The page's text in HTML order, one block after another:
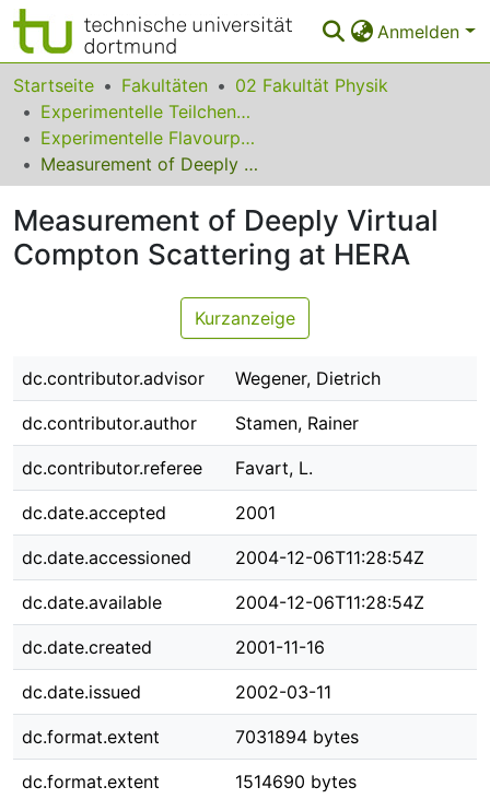
Anmelden
Bereiche & Sammlungen
Das gesamte Repositorium
Statistiken
FAQ
Leitlinien
Zurück zur Startseite
Startseite Fakultäten
02 Fakultät Physik
Experimentelle Teilchenphysik
Experimentelle Flavourphysik
Measurement of Deeply Virtual Compton Scattering at HERA
Measurement of Deeply Virtual
Compton Scattering at HERA
Kurzanzeige
dc.contributor.advisor Wegener, Dietrich
dc.contributor.author Stamen, Rainer
dc.contributor.referee Favart, L.
dc.date.accepted 2001
dc.date.accessioned 2004-12-06T11:28:54Z
dc.date.available 2004-12-06T11:28:54Z
dc.date.created 2001-11-16
dc.date.issued 2002-03-11
dc.format.extent 7031894 bytes
dc.format.extent 1514690 bytes